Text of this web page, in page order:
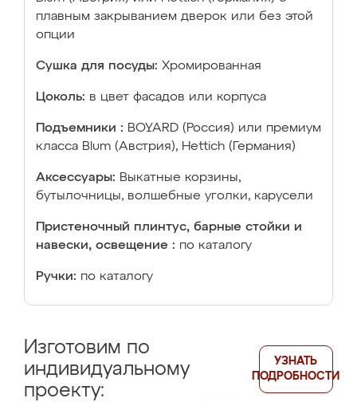
плавным закрыванием дверок или без этой
опции
Сушка для посуды: Хромированная
Цоколь: в цвет фасадов или корпуса
Подъемники : BOYARD (Россия) или премиум
класса Blum (Австрия), Hettich (Германия)
Аксессуары: Выкатные корзины,
бутылочницы, волшебные уголки, карусели
Пристеночный плинтус, барные стойки и
навески, освещение : по каталогу
Ручки: по каталогу
Изготовим по
индивидуальному
проекту:
УЗНАТЬ
ПОДРОБНОСТИ